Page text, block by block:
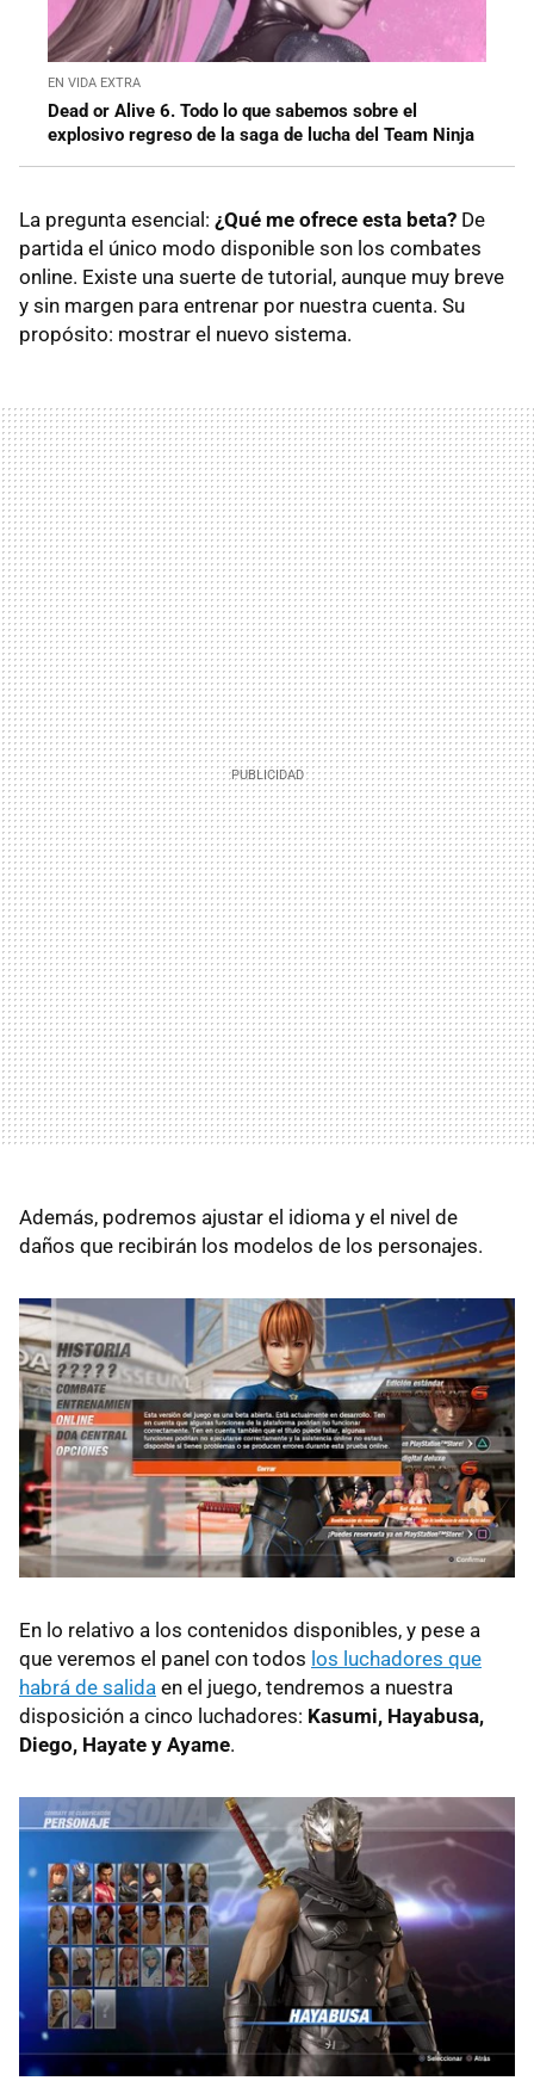
EN VIDA EXTRA
Dead or Alive 6. Todo lo que sabemos sobre el
explosivo regreso de la saga de lucha del Team Ninja
La pregunta esencial: ¿Qué me ofrece esta beta? De
partida el único modo disponible son los combates
online. Existe una suerte de tutorial, aunque muy breve
y sin margen para entrenar por nuestra cuenta. Su
propósito: mostrar el nuevo sistema.
Además, podremos ajustar el idioma y el nivel de
daños que recibirán los modelos de los personajes.
En lo relativo a los contenidos disponibles, y pese a
que veremos el panel con todos los luchadores que
habrá de salida en el juego, tendremos a nuestra
disposición a cinco luchadores: Kasumi, Hayabusa,
Diego, Hayate y Ayame.